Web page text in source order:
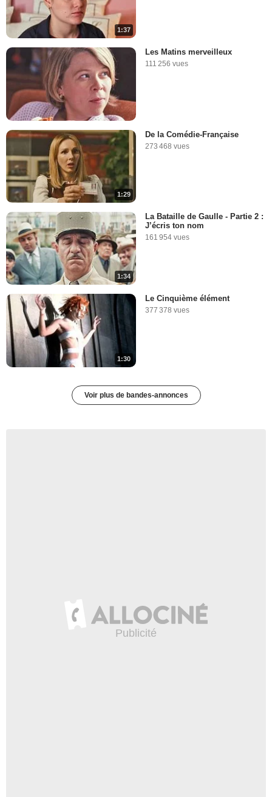
1:37
Les Matins merveilleux
111 256 vues
1:29
De la Comédie-Française
273 468 vues
1:34
La Bataille de Gaulle - Partie 2 :
J’écris ton nom
161 954 vues
1:30
Le Cinquième élément
377 378 vues
Voir plus de bandes-annonces